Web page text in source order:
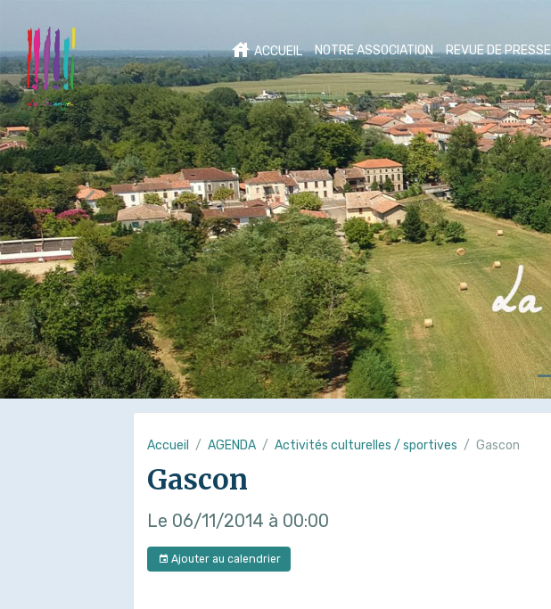
ACCUEIL NOTRE ASSOCIATION REVUE DE PRESSE
Accueil AGENDA Activités culturelles / sportives Gascon
Gascon
Le 06/11/2014 à 00:00
Ajouter au calendrier